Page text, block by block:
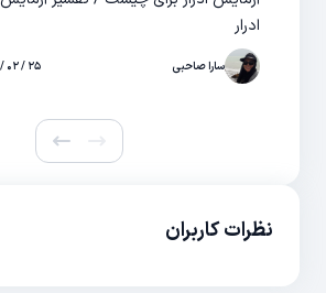
ادرار
سارا صاحبی ۲۵ / ۰۲ / ۰۰
نظرات کاربران